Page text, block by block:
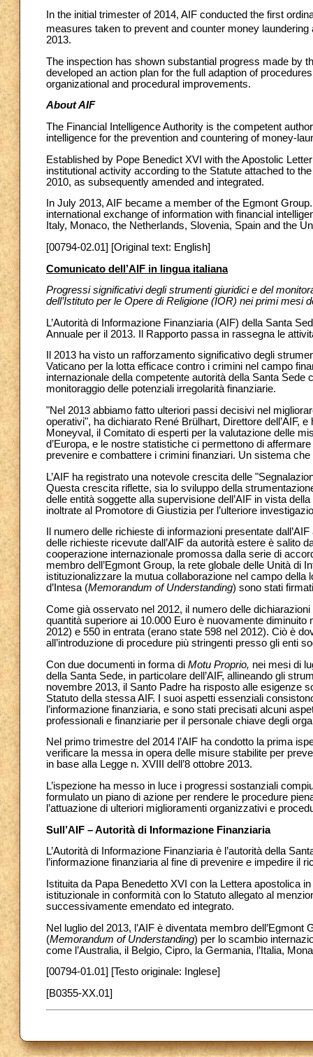
In the initial trimester of 2014, AIF conducted the first
measures taken to prevent and counter money
2013.
The inspection has shown substantial progress made by
developed an action plan for the full adaption of
organizational and procedural improvements.
About AIF
The Financial Intelligence Authority is the competent
intelligence for the prevention and countering of money-
Established by Pope Benedict XVI with the Apostolic
institutional activity according to the Statute attached to
2010, as subsequently amended and integrated.
In July 2013, AIF became a member of the Egmont
international exchange of information with financial
Italy, Monaco, the Netherlands, Slovenia, Spain and the
[00794-02.01] [Original text: English]
Comunicato dell’AIF in lingua italiana
Progressi significativi degli strumenti giuridici e del
dell’Istituto per le Opere di Religione (IOR) nei primi mesi
L’Autorità di Informazione Finanziaria (AIF) della Santa
Annuale per il 2013. Il Rapporto passa in rassegna le
Il 2013 ha visto un rafforzamento significativo degli
Vaticano per la lotta efficace contro i crimini nel campo
internazionale della competente autorità della Santa
monitoraggio delle potenziali irregolarità finanziarie.
"Nel 2013 abbiamo fatto ulteriori passi decisivi nel
operativi", ha dichiarato René Brülhart, Direttore dell’AIF,
Moneyval, il Comitato di esperti per la valutazione delle
d’Europa, e le nostre statistiche ci permettono di
prevenire e combattere i crimini finanziari. Un sistema
L’AIF ha registrato una notevole crescita delle
Questa crescita riflette, sia lo sviluppo della
delle entità soggette alla supervisione dell’AIF in vista
inoltrate al Promotore di Giustizia per l’ulteriore
Il numero delle richieste di informazioni presentate
delle richieste ricevute dall’AIF da autorità estere è salito
cooperazione internazionale promossa dalla serie di
membro dell’Egmont Group, la rete globale delle Unità di
istituzionalizzare la mutua collaborazione nel campo
d’Intesa (Memorandum of Understanding) sono stati
Come già osservato nel 2012, il numero delle
quantità superiore ai 10.000 Euro è nuovamente
2012) e 550 in entrata (erano state 598 nel 2012). Ciò è
all’introduzione di procedure più stringenti presso gli enti
Con due documenti in forma di Motu Proprio, nei mesi di
della Santa Sede, in particolare dell’AIF, allineando gli
novembre 2013, il Santo Padre ha risposto alle esigenze
Statuto della stessa AIF. I suoi aspetti essenziali
l’informazione finanziaria, e sono stati precisati alcuni
professionali e finanziarie per il personale chiave degli
Nel primo trimestre del 2014 l’AIF ha condotto la prima
verificare la messa in opera delle misure stabilite per
in base alla Legge n. XVIII dell’8 ottobre 2013.
L’ispezione ha messo in luce i progressi sostanziali
formulato un piano di azione per rendere le procedure
l’attuazione di ulteriori miglioramenti organizzativi e
Sull’AIF – Autorità di Informazione Finanziaria
L’Autorità di Informazione Finanziaria è l’autorità della
l’informazione finanziaria al fine di prevenire e impedire il
Istituita da Papa Benedetto XVI con la Lettera apostolica
istituzionale in conformità con lo Statuto allegato al
successivamente emendato ed integrato.
Nel luglio del 2013, l’AIF è diventata membro
(Memorandum of Understanding) per lo scambio
come l’Australia, il Belgio, Cipro, la Germania, l’Italia,
[00794-01.01] [Testo originale: Inglese]
[B0355-XX.01]